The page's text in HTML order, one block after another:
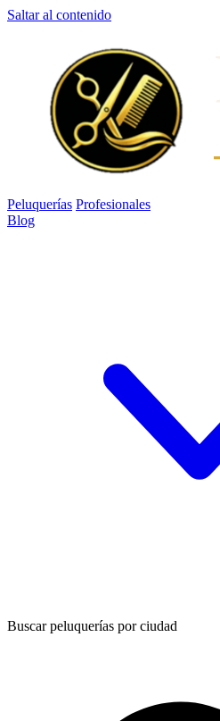
Saltar al contenido
Peluquerías Profesionales
Blog
Buscar peluquerías por ciudad